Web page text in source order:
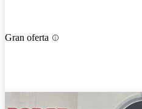
Gran oferta